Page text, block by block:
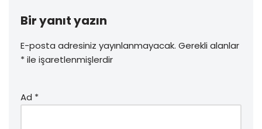
Bir yanıt yazın
E-posta adresiniz yayınlanmayacak. Gerekli alanlar
*ile işaretlenmişlerdir
Ad *